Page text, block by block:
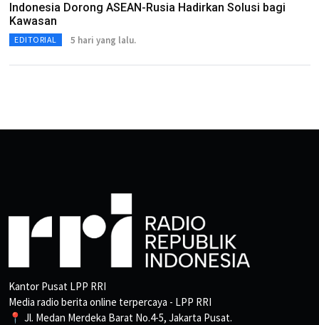
Indonesia Dorong ASEAN-Rusia Hadirkan Solusi bagi
Kawasan
EDITORIAL 5 hari yang lalu.
Kantor Pusat LPP RRI
Media radio berita online terpercaya - LPP RRI
📍 Jl. Medan Merdeka Barat No.4-5, Jakarta Pusat.